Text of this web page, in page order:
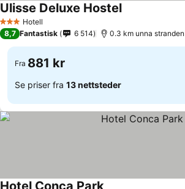
3 StjernerHotell
Ulisse Deluxe Hostel
8,7 Fantastisk 6 514 0.3 km unna stranden
Fra 881 kr
Se priser fra 13 nettsteder
Hotel Conca Park